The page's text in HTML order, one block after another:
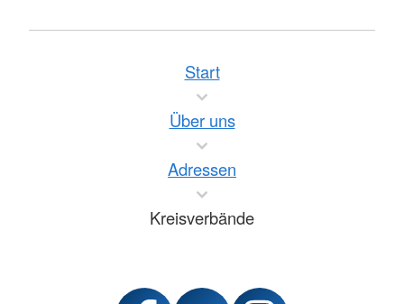
Start
Über uns
Adressen
Kreisverbände